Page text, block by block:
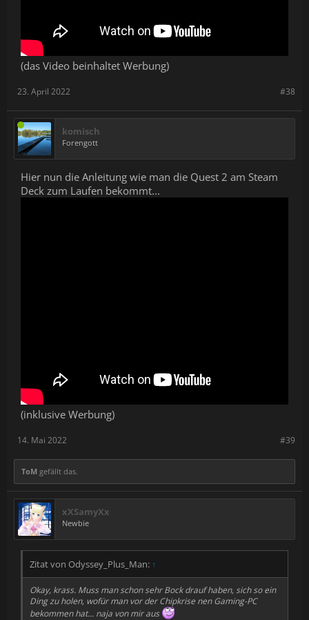
(das Video beinhaltet Werbung)
#38
23. April 2022
komisch
Forengott
Hier nun die Anleitung wie man die Quest 2 am Steam
Deck zum Laufen bekommt...
(inklusive Werbung)
#39
14. Mai 2022
ToM gefällt das.
xXSamyXx
Newbie
Zitat von Odyssey_Plus_Man: ↑
Okay, krass. Muss man schon sehr Bock drauf haben, sich so ein
Ding zu holen, wofür man vor der Chipkrise nen Gaming-PC
bekommen hat... naja von mir aus